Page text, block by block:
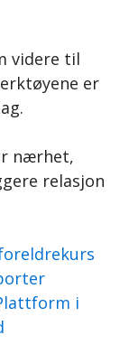
videre til
er
nærhet,
relasjon
i